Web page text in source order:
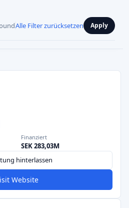
Alle Filter zurücksetzen Apply
Finanziert
SEK 283,03M
hinterlassen
Website